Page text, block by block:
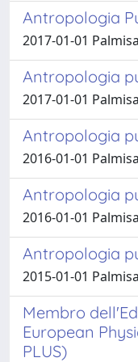
Antropologia
2017-01-01
Antropologia
2017-01-01
Antropologia
2016-01-01
Antropologia
2016-01-01
Antropologia
2015-01-01
Membro
European
PLUS)